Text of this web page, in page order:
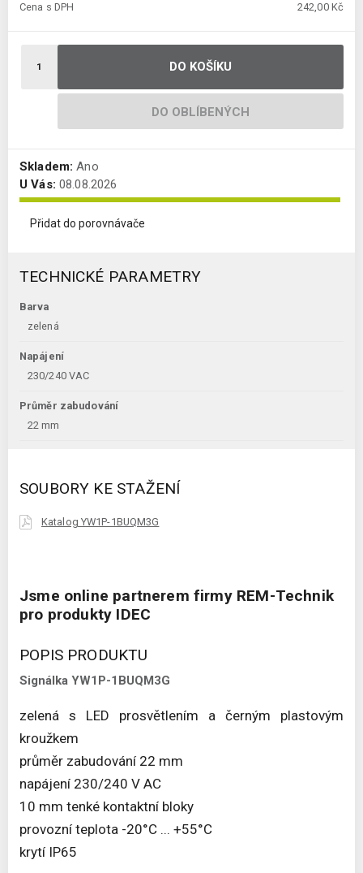
Cena s DPH 242,00 Kč
DO KOŠÍKU
DO OBLÍBENÝCH
Skladem: Ano
U Vás: 08.08.2026
Přidat do porovnávače
TECHNICKÉ PARAMETRY
Barva
zelená
Napájení
230/240 VAC
Průměr zabudování
22 mm
SOUBORY KE STAŽENÍ
Katalog YW1P-1BUQM3G
Jsme online partnerem firmy REM-Technik
pro produkty IDEC
POPIS PRODUKTU
Signálka YW1P-1BUQM3G
zelená s LED prosvětlením a černým plastovým
kroužkem
průměr zabudování 22 mm
napájení 230/240 V AC
10 mm tenké kontaktní bloky
provozní teplota -20°C ... +55°C
krytí IP65